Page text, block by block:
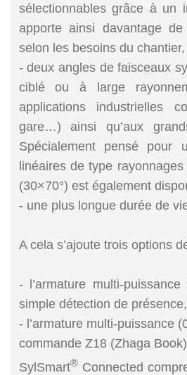
sélectionnables grâce à un
apporte ainsi davantage
selon les besoins du chantier,
- deux angles de faisceaux
ciblé ou à large
applications industrielles
gare…) ainsi qu’aux
Spécialement pensé pour
linéaires de type
(30×70°) est également
- une plus longue durée de
A cela s’ajoute trois options
- l’armature multi-
simple détection de présence,
- l’armature multi-puissance
commande Z18 (Zhaga
SylSmart®Connected